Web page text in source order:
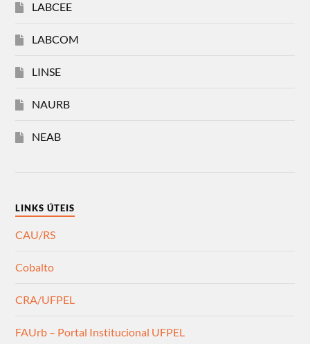
LABCEE
LABCOM
LINSE
NAURB
NEAB
LINKS ÚTEIS
CAU/RS
Cobalto
CRA/UFPEL
FAUrb – Portal Institucional UFPEL